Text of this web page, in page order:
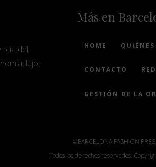
del
lujo,
Más en
HOME
CONTACTO
GESTIÓN DE LA
©BARCELONA FASHION
Todos los derechos reservados.